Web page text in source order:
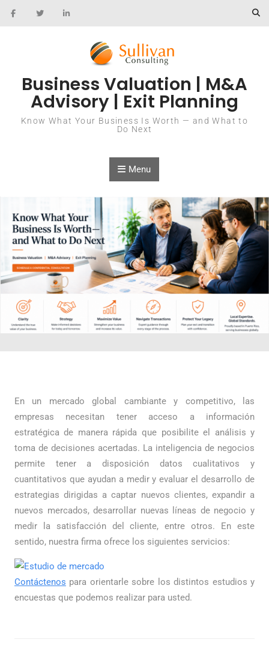
Skip to content
Business Valuation | M&A
Advisory | Exit Planning
Know What Your Business Is Worth — and What to
Do Next
Menu
En un mercado global cambiante y competitivo, las
empresas necesitan tener acceso a información
estratégica de manera rápida que posibilite el análisis y
toma de decisiones acertadas. La inteligencia de negocios
permite tener a disposición datos cualitativos y
cuantitativos que ayudan a medir y evaluar el desarrollo de
estrategias dirigidas a captar nuevos clientes, expandir a
nuevos mercados, desarrollar nuevas líneas de negocio y
medir la satisfacción del cliente, entre otros. En este
sentido, nuestra firma ofrece los siguientes servicios:
Contáctenos para orientarle sobre los distintos estudios y
encuestas que podemos realizar para usted.